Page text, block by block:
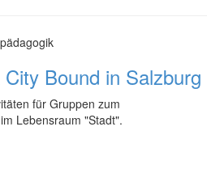
Bound in Salzburg
für Gruppen zum
Lebensraum "Stadt".